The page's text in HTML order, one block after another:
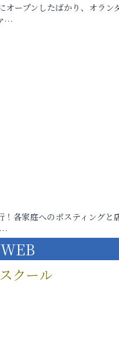
ープンしたばかり、オラン
…
！各家庭へのポスティングと
クール